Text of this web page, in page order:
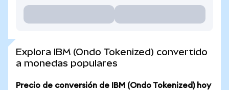
Explora IBM (Ondo Tokenized) convertido
a monedas populares
Precio de conversión de IBM (Ondo Tokenized) hoy